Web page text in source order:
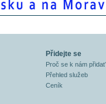
Přidejte se
Proč se k nám
Přehled služeb
Ceník